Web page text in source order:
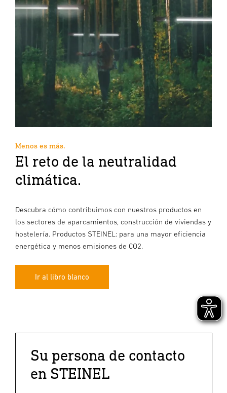
Menos es más.
El reto de la neutralidad
climática.
Descubra cómo contribuimos con nuestros productos en
los sectores de aparcamientos, construcción de viviendas y
hostelería. Productos STEINEL: para una mayor eficiencia
energética y menos emisiones de CO2.
Ir al libro blanco
Su persona de contacto
en STEINEL